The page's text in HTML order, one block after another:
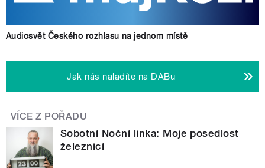
Audiosvět Českého rozhlasu na jednom místě
Jak nás naladíte na DABu
VÍCE Z POŘADU
Sobotní Noční linka: Moje posedlost
železnicí